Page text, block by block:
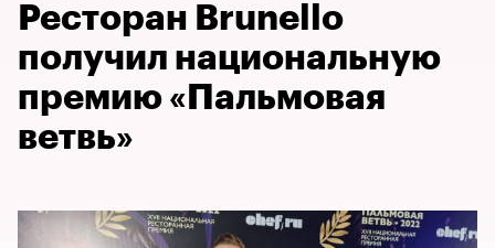
Ресторан Brunello
получил национальную
премию «Пальмовая
ветвь»